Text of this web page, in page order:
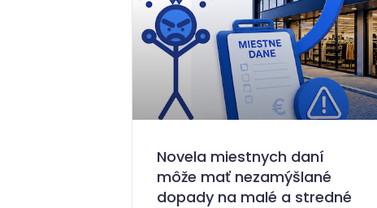
Novela miestnych daní
môže mať nezamýšlané
dopady na malé a stredné